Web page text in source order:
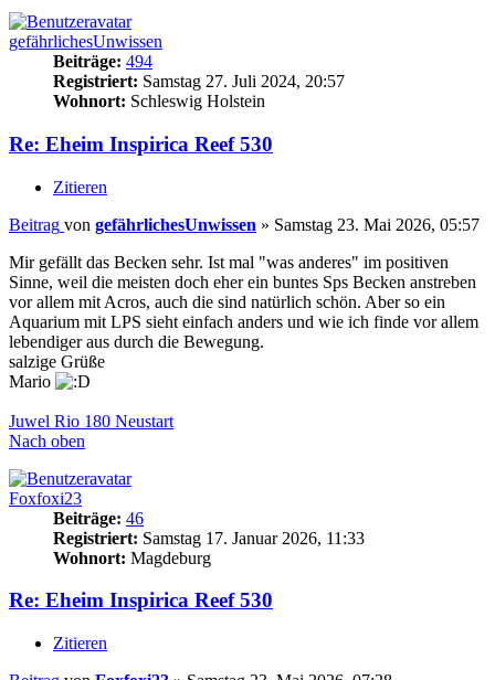
gefährlichesUnwissen
Beiträge: 494
Registriert: Samstag 27. Juli 2024, 20:57
Wohnort: Schleswig Holstein
Re: Eheim Inspirica Reef 530
Zitieren
Beitrag von gefährlichesUnwissen » Samstag 23. Mai 2026, 05:57
Mir gefällt das Becken sehr. Ist mal "was anderes" im positiven
Sinne, weil die meisten doch eher ein buntes Sps Becken anstreben
vor allem mit Acros, auch die sind natürlich schön. Aber so ein
Aquarium mit LPS sieht einfach anders und wie ich finde vor allem
lebendiger aus durch die Bewegung.
salzige Grüße
Mario
Juwel Rio 180 Neustart
Nach oben
Foxfoxi23
Beiträge: 46
Registriert: Samstag 17. Januar 2026, 11:33
Wohnort: Magdeburg
Re: Eheim Inspirica Reef 530
Zitieren